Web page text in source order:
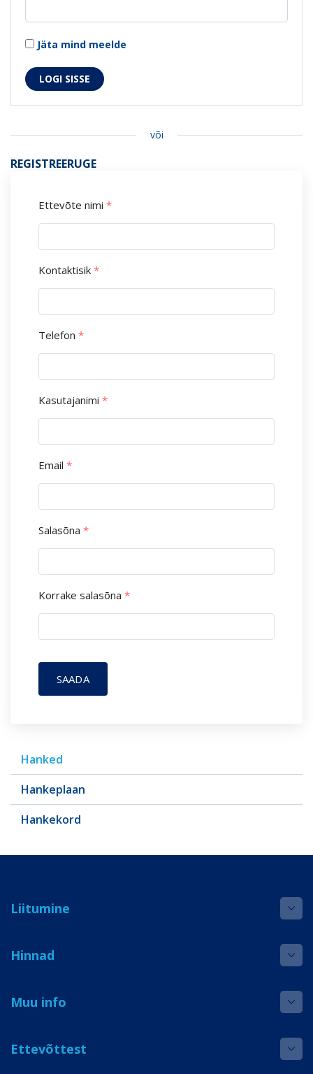
Hanked
Hankeplaan
Hankekord
Jäta mind meelde
või
REGISTREERUGE
Ettevõte nimi *
Kontaktisik *
Telefon *
Kasutajanimi *
Email *
Salasõna *
Korrake salasõna *
SAADA
Liitumine
Hinnad
Muu info
Ettevõttest